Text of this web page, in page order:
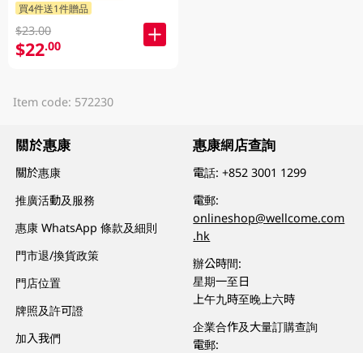
買4件送1件贈品
$23.00
$22.00
Item code: 572230
關於惠康
關於惠康
推廣活動及服務
惠康 WhatsApp 條款及細則
門市退/換貨政策
門店位置
牌照及許可證
加入我們
惠康網店查詢
電話:+852 3001 1299
電郵:
onlineshop@wellcome.com
.hk
辦公時間:
星期一至日
上午九時至晚上六時
企業合作及大量訂購查詢
電郵: